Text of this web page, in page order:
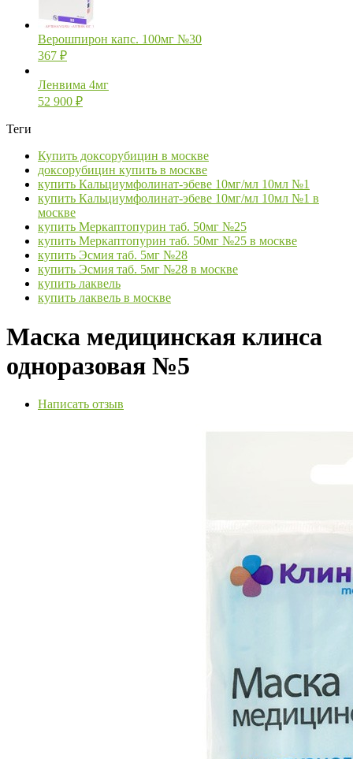
Верошпирон капс. 100мг №30
367 ₽
Ленвима 4мг
52 900 ₽
Теги
Купить доксорубицин в москве
доксорубицин купить в москве
купить Кальциумфолинат-эбеве 10мг/мл 10мл №1
купить Кальциумфолинат-эбеве 10мг/мл 10мл №1 в
москве
купить Меркаптопурин таб. 50мг №25
купить Меркаптопурин таб. 50мг №25 в москве
купить Эсмия таб. 5мг №28
купить Эсмия таб. 5мг №28 в москве
купить лаквель
купить лаквель в москве
Маска медицинская клинса
одноразовая №5
Написать отзыв